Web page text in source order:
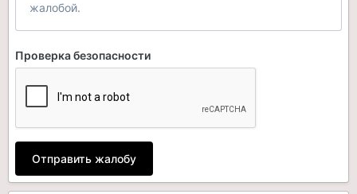
жалобой.
Проверка безопасности
Отправить жалобу